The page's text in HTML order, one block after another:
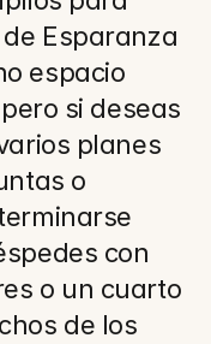
Esparanza
espacio
si deseas
planes
o
con
o un cuarto
de los